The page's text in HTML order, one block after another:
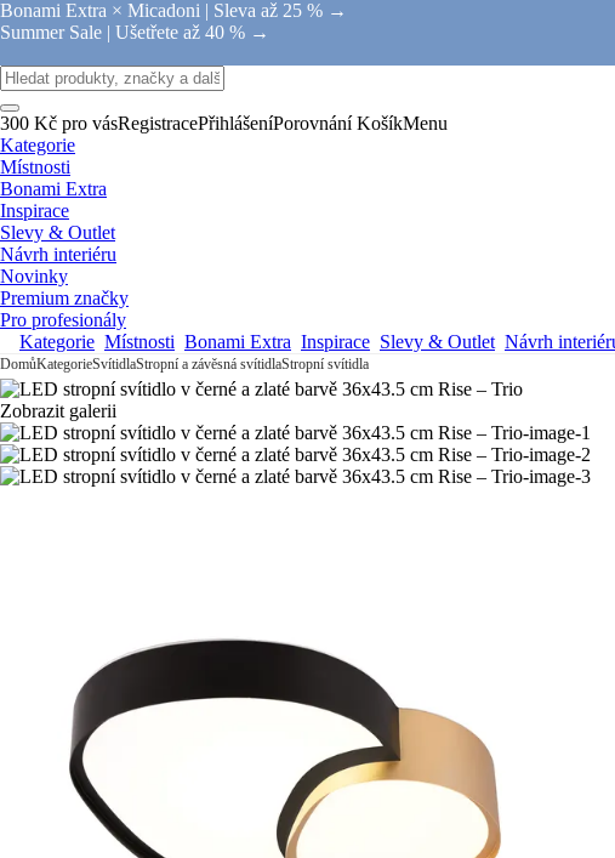
Bonami Extra × Micadoni | Sleva až 25 % →
Summer Sale | Ušetřete až 40 % →
300 Kč pro vásRegistracePřihlášeníPorovnání KošíkMenu
Kategorie
Místnosti
Bonami Extra
Inspirace
Slevy & Outlet
Návrh interiéru
Novinky
Premium značky
Pro profesionály
Kategorie Místnosti Bonami Extra Inspirace Slevy & Outlet Návrh
DomůKategorieSvítidlaStropní a závěsná svítidlaStropní svítidla
Zobrazit galerii